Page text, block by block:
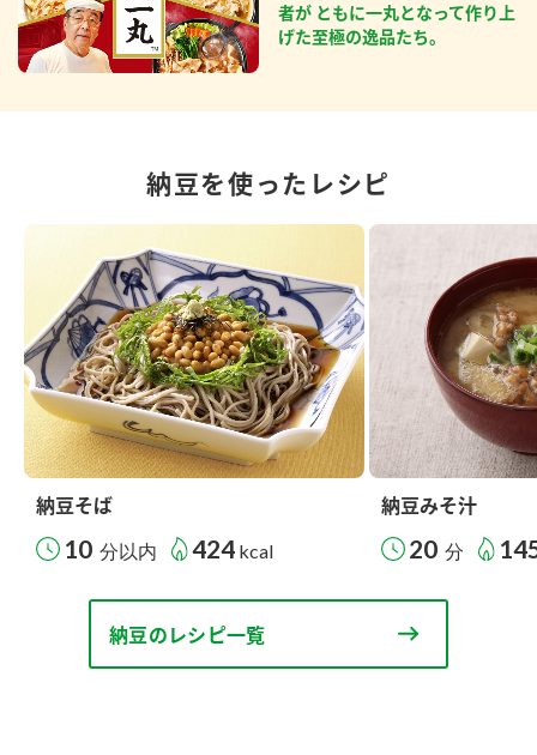
者が ともに一丸となって作り上
げた至極の逸品たち。
納豆を使ったレシピ
納豆そば
10 分以内 424 kcal
納豆みそ汁
20 分
納豆のレシピ一覧